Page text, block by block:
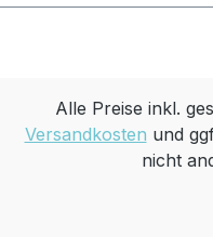
Alle Preise inkl.
Versandkosten und
nicht